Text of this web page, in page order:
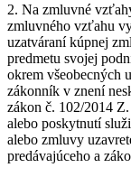
2. Na zmluvné
zmluvného vzťahu
uzatváraní kúpnej
predmetu svojej
okrem všeobecných
zákonník v znení
zákon č. 102/2014
alebo poskytnutí
alebo zmluvy
predávajúceho a